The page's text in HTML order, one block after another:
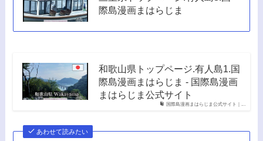
際島漫画まはらじま
国際島漫画まはらじま公式サイト｜...
和歌山県トップページ.有人島1.国
際島漫画まはらじま - 国際島漫画
まはらじま公式サイト
あわせて読みたい